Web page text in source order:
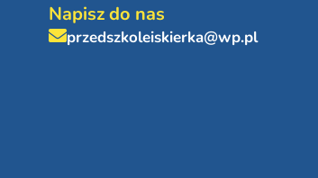
Napisz do nas
przedszkoleiskierka@wp.pl